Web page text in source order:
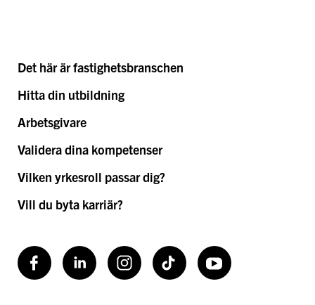
Det här är fastighetsbranschen
Hitta din utbildning
Arbetsgivare
Validera dina kompetenser
Vilken yrkesroll passar dig?
Vill du byta karriär?
FacebookLinkedInInstagramTikToK Youtube